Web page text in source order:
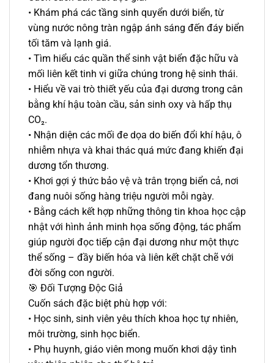
• Khám phá các tầng sinh quyển dưới biển, từ
vùng nước nông tràn ngập ánh sáng đến đáy biển
tối tăm và lạnh giá.
• Tìm hiểu các quần thể sinh vật biển đặc hữu và
mối liên kết tinh vi giữa chúng trong hệ sinh thái.
• Hiểu về vai trò thiết yếu của đại dương trong cân
bằng khí hậu toàn cầu, sản sinh oxy và hấp thụ
CO₂.
• Nhận diện các mối đe dọa do biến đổi khí hậu, ô
nhiễm nhựa và khai thác quá mức đang khiến đại
dương tổn thương.
• Khơi gợi ý thức bảo vệ và trân trọng biển cả, nơi
đang nuôi sống hàng triệu người mỗi ngày.
• Bằng cách kết hợp những thông tin khoa học cập
nhật với hình ảnh minh họa sống động, tác phẩm
giúp người đọc tiếp cận đại dương như một thực
thể sống – đầy biến hóa và liên kết chặt chẽ với
đời sống con người.
🎯 Đối Tượng Độc Giả
Cuốn sách đặc biệt phù hợp với:
• Học sinh, sinh viên yêu thích khoa học tự nhiên,
môi trường, sinh học biển.
• Phụ huynh, giáo viên mong muốn khơi dậy tình